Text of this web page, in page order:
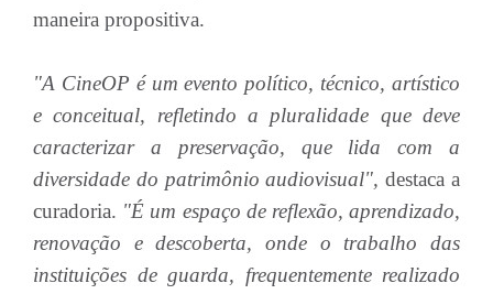
maneira propositiva.
"A CineOP é um evento político, técnico, artístico
e conceitual, refletindo a pluralidade que deve
caracterizar a preservação, que lida com a
diversidade do patrimônio audiovisual", destaca a
curadoria. "É um espaço de reflexão, aprendizado,
renovação e descoberta, onde o trabalho das
instituições de guarda, frequentemente realizado